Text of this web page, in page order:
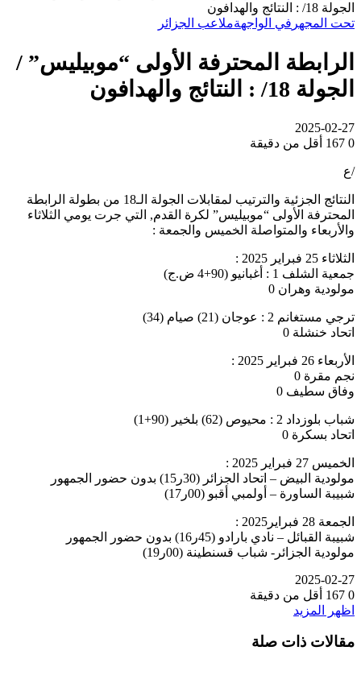
الجولة 18/ : النتائج والهدافون
تحت المجهر في الواجهةملاعب الجزائر
الرابطة المحترفة الأولى “موبيليس” /
الجولة 18/ : النتائج والهدافون
2025-02-27
0
أقل من دقيقة
/ع
النتائج الجزئية والترتيب لمقابلات الجولة الـ18 من بطولة الرابطة
المحترفة الأولى “موبيليس” لكرة القدم, التي جرت يومي الثلاثاء
والأربعاء والمتواصلة الخميس والجمعة :
الثلاثاء 25 فبراير 2025 :
جمعية الشلف 1 : أغبانيو (90+4 ض.ج)
مولودية وهران 0
ترجي مستغانم 2 : عوجان (21) صيام (34)
اتحاد خنشلة 0
الأربعاء 26 فبراير 2025 :
نجم مقرة 0
وفاق سطيف 0
شباب بلوزداد 2 : محيوص (62) بلخير (90+1)
اتحاد بسكرة 0
الخميس 27 فبراير 2025 :
مولودية البيض – اتحاد الجزائر (30ر15) بدون حضور الجمهور
شبيبة الساورة – أولمبي أقبو (00ر17)
الجمعة 28 فبراير2025 :
شبيبة القبائل – نادي بارادو (45ر16) بدون حضور الجمهور
مولودية الجزائر- شباب قسنطينة (00ر19)
2025-02-27
0
أقل من دقيقة
اظهر المزيد
مقالات ذات صلة